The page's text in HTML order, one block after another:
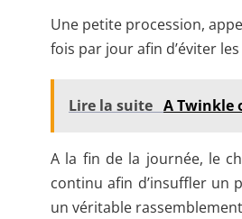
Une petite procession,
fois par jour afin d’éviter
Lire la suite A Twinkle
A la fin de la journée, le
continu afin d’insuffler un
un véritable